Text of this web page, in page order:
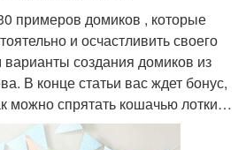
примеров домиков , которые
и осчастливить своего
создания домиков из
В конце статьи вас ждет бонус,
можно спрятать кошачью лотки…